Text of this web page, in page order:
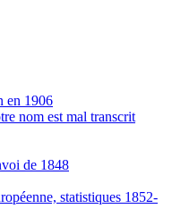
en 1906
nom est mal transcrit
de 1848
statistiques 1852-